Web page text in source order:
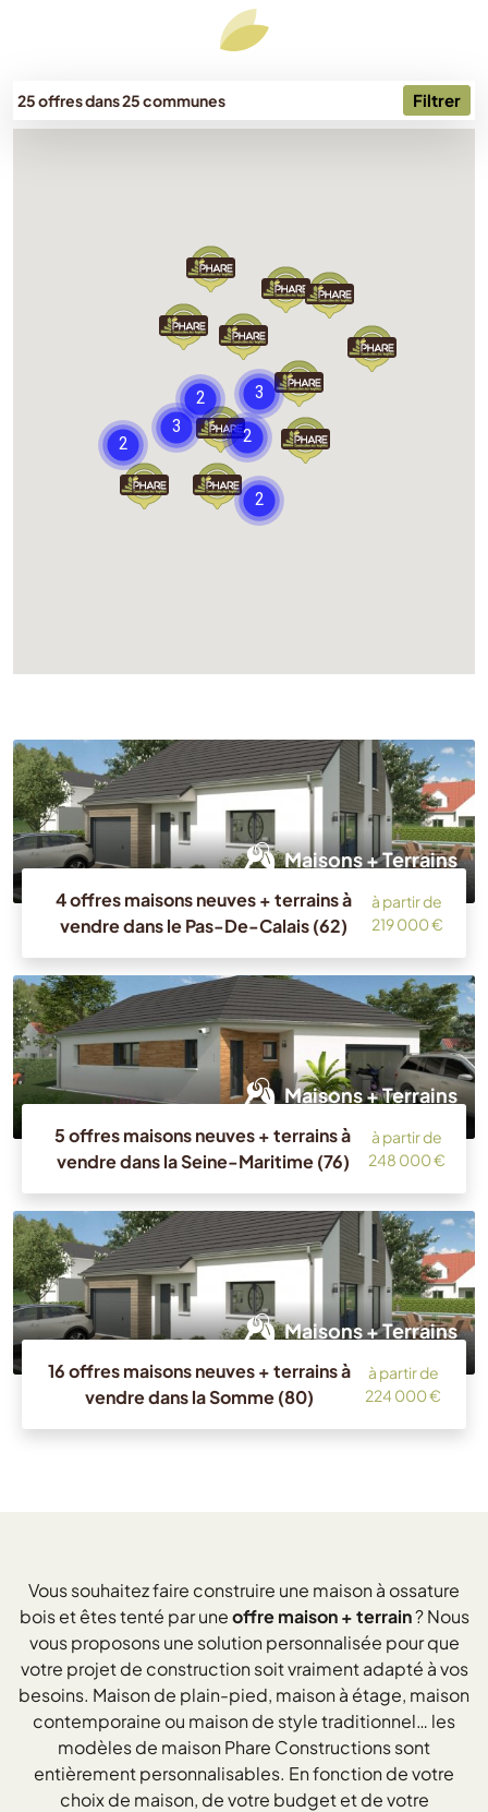
25 offres dans 25 communes Filtrer
Chargement...
Maisons + Terrains
4 offres maisons neuves + terrains à
vendre dans le Pas-De-Calais (62)
à partir de
219 000 €
Maisons + Terrains
5 offres maisons neuves + terrains à
vendre dans la Seine-Maritime (76)
à partir de
248 000 €
Maisons + Terrains
16 offres maisons neuves + terrains à
vendre dans la Somme (80)
à partir de
224 000 €
Vous souhaitez faire construire une maison à ossature
bois et êtes tenté par uneoffre maison + terrain? Nous
vous proposons une solution personnalisée pour que
votre projet de construction soit vraiment adapté à vos
besoins. Maison de plain-pied, maison à étage, maison
contemporaine ou maison de style traditionnel… les
modèles de maison Phare Constructions sont
entièrement personnalisables. En fonction de votre
choix de maison, de votre budget et de votre